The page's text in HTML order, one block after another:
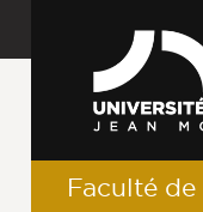
Faculté de